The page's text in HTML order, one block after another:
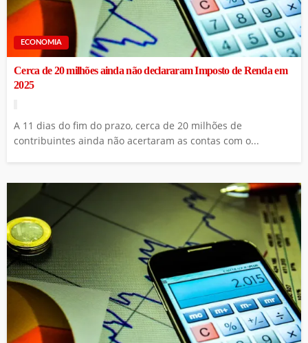
ECONOMIA
Cerca de 20 milhões ainda não declararam Imposto de Renda em
2025
A 11 dias do fim do prazo, cerca de 20 milhões de
contribuintes ainda não acertaram as contas com o...